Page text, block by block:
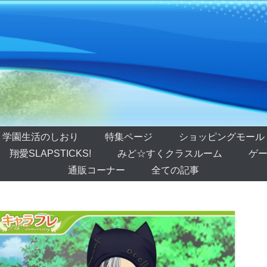
学園生活のしおり 特集ページ
ショッピングモール
翔愛SLAPSTICKS!
みど☆すくクラスルーム
ゲ
通販コーナー
全ての記事